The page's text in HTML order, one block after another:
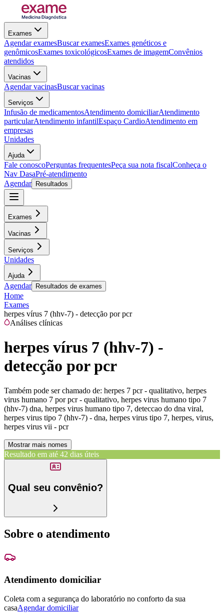
Exames
Agendar examesBuscar examesExames genéticos e
genômicosExames toxicológicosExames de imagemConvênios
atendidos
Vacinas
Agendar vacinasBuscar vacinas
Serviços
Infusão de medicamentosAtendimento domiciliarAtendimento
particularAtendimento infantilEspaço CardioAtendimento em
empresas
Unidades
Ajuda
Fale conoscoPerguntas frequentesPeça sua nota fiscalConheça o
Nav DasaPré-atendimento
Agendar
Resultados
Exames
Vacinas
Serviços
Unidades
Ajuda
Agendar Resultados de exames
Home
Exames
herpes vírus 7 (hhv-7) - detecção por pcr
Análises clínicas
herpes vírus 7 (hhv-7) -
detecção por pcr
Também pode ser chamado de: herpes 7 pcr - qualitativo, herpes
virus humano 7 por pcr - qualitativo, herpes virus humano tipo 7
(hhv-7) dna, herpes virus humano tipo 7, deteccao do dna viral,
herpes virus tipo 7 (hhv-7) - dna, herpes virus tipo 7, herpes, virus,
herpes virus vii - pcr
Mostrar mais nomes
Resultado em até 42 dias úteis
Qual seu convênio?
Sobre o atendimento
Atendimento domiciliar
Coleta com a segurança do laboratório no conforto da sua
casaAgendar domiciliar